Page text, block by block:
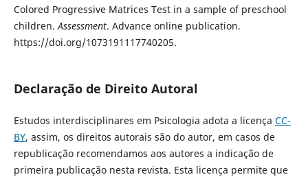
Colored Progressive Matrices Test in a sample of preschool
children.Assessment. Advance online publication.
https://doi.org/1073191117740205.
Declaração de Direito Autoral
Estudos interdisciplinares em Psicologia adota a licença CC-
BY, assim, os direitos autorais são do autor, em casos de
republicação recomendamos aos autores a indicação de
primeira publicação nesta revista. Esta licença permite que